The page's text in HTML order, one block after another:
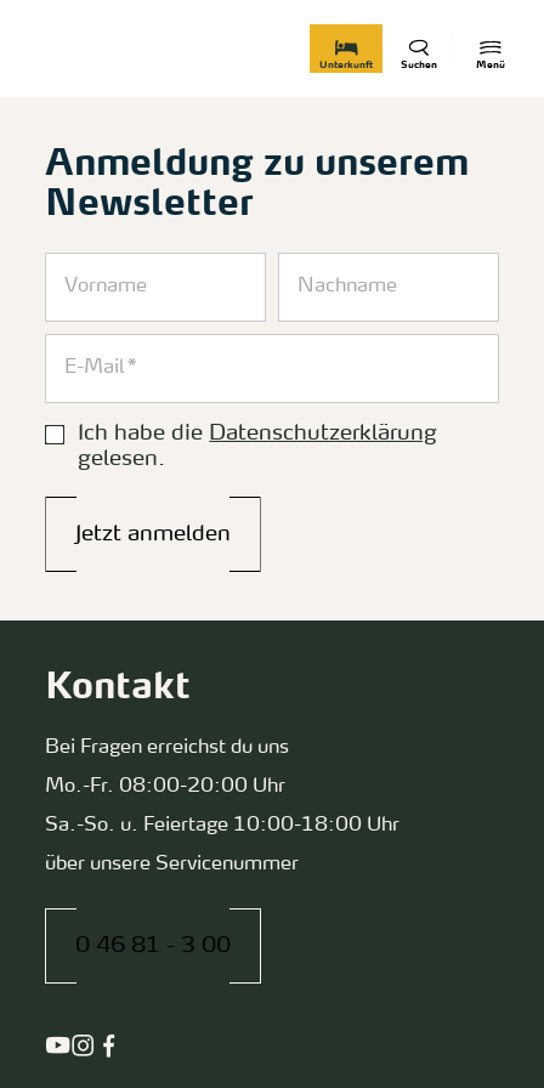
Menü
Suchen
Unterkunft
Anmeldung zu unserem
Newsletter
Ich habe die Datenschutzerklärung
gelesen.
Jetzt anmelden
Kontakt
Bei Fragen erreichst du uns
Mo.-Fr. 08:00-20:00 Uhr
Sa.-So. u. Feiertage 10:00-18:00 Uhr
über unsere Servicenummer
0 46 81 - 3 00